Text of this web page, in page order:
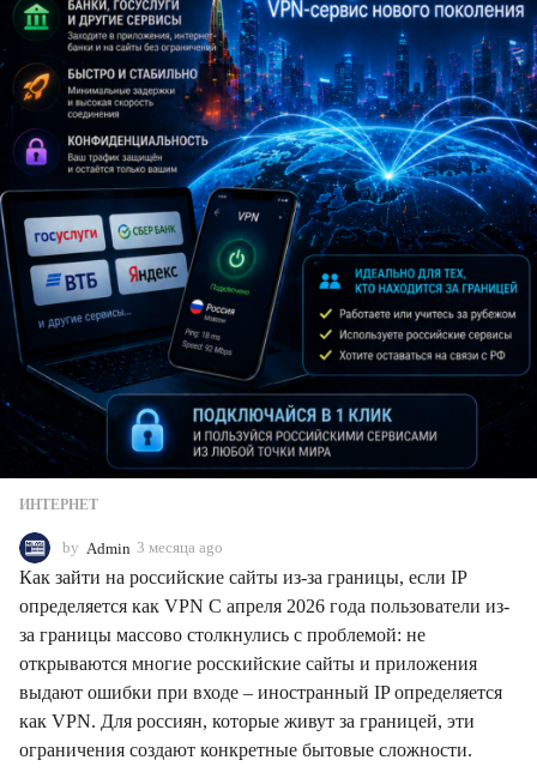
ИНТЕРНЕТ
by Admin 3 месяца ago
м
с
я
ц
a
g
o
Как зайти на российские сайты из-за границы, если IP
определяется как VPN С апреля 2026 года пользователи из-
за границы массово столкнулись с проблемой: не
открываются многие росскийские сайты и приложения
выдают ошибки при входе – иностранный IP определяется
как VPN. Для россиян, которые живут за границей, эти
ограничения создают конкретные бытовые сложности.